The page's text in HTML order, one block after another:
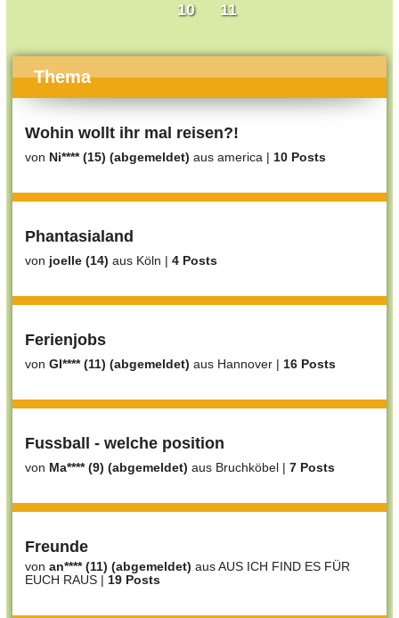
10
11
Thema
Wohin wollt ihr mal reisen?!
von Ni**** (15) (abgemeldet) aus america | 10 Posts
Phantasialand
von joelle (14) aus Köln | 4 Posts
Ferienjobs
von Gl**** (11) (abgemeldet) aus Hannover | 16 Posts
Fussball - welche position
von Ma**** (9) (abgemeldet) aus Bruchköbel | 7 Posts
Freunde
von an**** (11) (abgemeldet) aus AUS ICH FIND ES FÜR
EUCH RAUS | 19 Posts